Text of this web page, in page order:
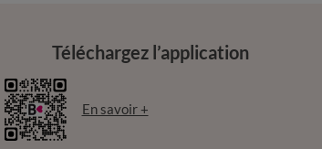
Téléchargez l’application
En savoir +